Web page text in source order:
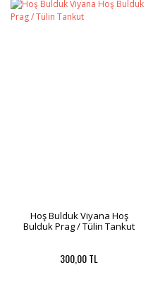
Hoş Bulduk Viyana Hoş
Bulduk Prag / Tülin Tankut
300,00 TL